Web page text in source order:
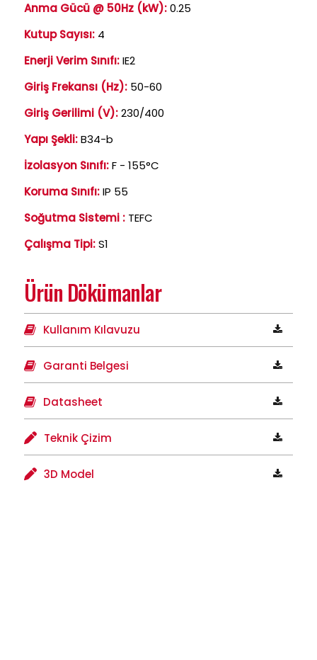
Anma Gücü @ 50Hz (kW):0.25
Kutup Sayısı: 4
Enerji Verim Sınıfı:IE2
Giriş Frekansı (Hz): 50-60
Giriş Gerilimi (V):230/400
Yapı Şekli:B34-b
İzolasyon Sınıfı:F - 155°C
Koruma Sınıfı:IP 55
Soğutma Sistemi : TEFC
Çalışma Tipi:S1
Ürün Dökümanlar
Kullanım Kılavuzu
Garanti Belgesi
Datasheet
Teknik Çizim
3D Model